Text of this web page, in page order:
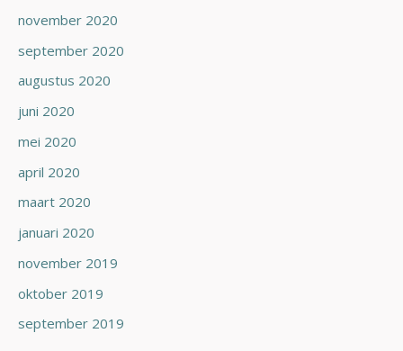
november 2020
september 2020
augustus 2020
juni 2020
mei 2020
april 2020
maart 2020
januari 2020
november 2019
oktober 2019
september 2019